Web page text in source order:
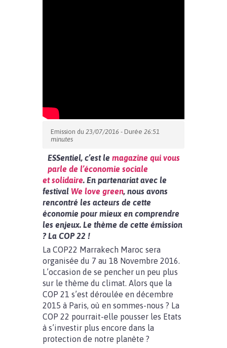
Emission du 23/07/2016 - Durée 26:51
minutes
ESSentiel, c’est le magazine qui vous
parle de l’économie sociale
et solidaire. En partenariat avec le
festival We love green, nous avons
rencontré les acteurs de cette
économie pour mieux en comprendre
les enjeux. Le thème de cette émission
? La COP 22 !
La COP22 Marrakech Maroc sera
organisée du 7 au 18 Novembre 2016.
L’occasion de se pencher un peu plus
sur le thème du climat. Alors que la
COP 21 s’est déroulée en décembre
2015 à Paris, où en sommes-nous ? La
COP 22 pourrait-elle pousser les Etats
à s’investir plus encore dans la
protection de notre planète ?